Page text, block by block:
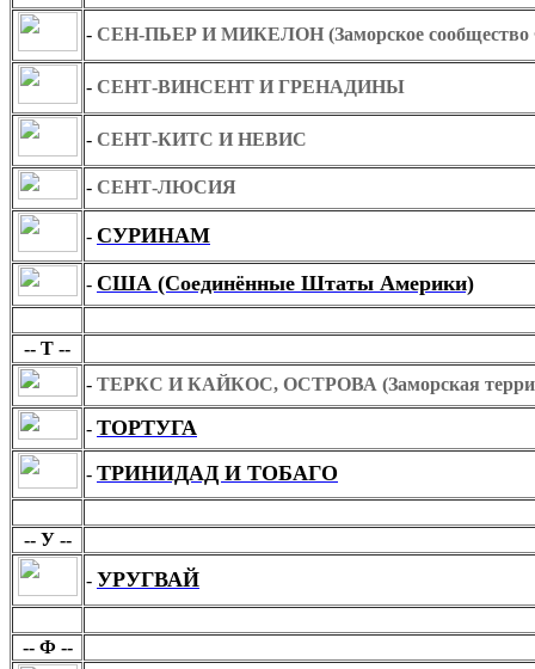
- СЕН-ПЬЕР И МИКЕЛОН (Заморское сообщество
- СЕНТ-ВИНСЕНТ И ГРЕНАДИНЫ
- СЕНТ-КИТС И НЕВИС
- СЕНТ-ЛЮСИЯ
- СУРИНАМ
- США (Соединённые Штаты Америки)
-- Т --
- ТЕРКС И КАЙКОС, ОСТРОВА (Заморская
- ТОРТУГА
- ТРИНИДАД И ТОБАГО
-- У --
- УРУГВАЙ
-- Ф --